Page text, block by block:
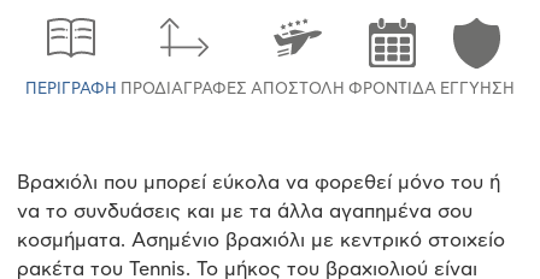
ΠΕΡΙΓΡΑΦΉ ΠΡΟΔΙΑΓΡΑΦΈΣ ΑΠΟΣΤΟΛΉ ΦΡΟΝΤΊΔΑ ΕΓΓΎΗΣΗ
Βραχιόλι που μπορεί εύκολα να φορεθεί μόνο του ή
να το συνδυάσεις και με τα άλλα αγαπημένα σου
κοσμήματα. Ασημένιο βραχιόλι με κεντρικό στοιχείο
ρακέτα του Tennis. Το μήκος του βραχιολιού είναι